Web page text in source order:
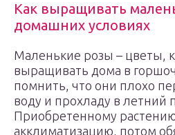
Как выращивать
домашних условиях
Маленькие розы – цветы,
выращивать дома в
помнить, что они плохо
воду и прохладу в летний
Приобретенному
акклиматизацию, потом